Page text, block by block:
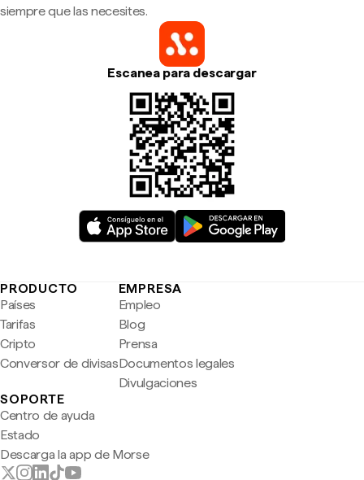
siempre que las necesites.
Escanea para descargar
PRODUCTO
Países
Tarifas
Cripto
Conversor de divisas
EMPRESA
Empleo
Blog
Prensa
Documentos legales
Divulgaciones
SOPORTE
Centro de ayuda
Estado
Descarga la app de Morse